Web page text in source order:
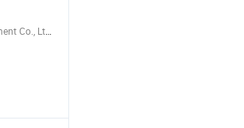
Dezhou Aoshengjia Fitness Equipment Co., Ltd.